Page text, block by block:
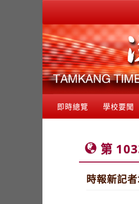
即時總覽 學校要聞
第
時報新記者